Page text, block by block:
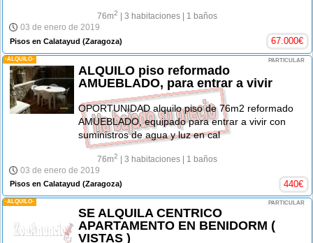
76m2 | 3 habitaciones | 1 baños
03 de enero de 2019
Pisos en Calatayud (Zaragoza) 67.000€
-ALQUILO- PARTICULAR
ALQUILO piso reformado
AMUEBLADO, para entrar a vivir
OPORTUNIDAD alquilo piso de 76m2 reformado
AMUEBLADO, equipado para entrar a vivir con
suministros de agua y luz en cal
76m2 | 3 habitaciones | 1 baños
03 de enero de 2019
Pisos en Calatayud (Zaragoza) 440€
-ALQUILO- PARTICULAR
SE ALQUILA CENTRICO
APARTAMENTO EN BENIDORM (
VISTAS )